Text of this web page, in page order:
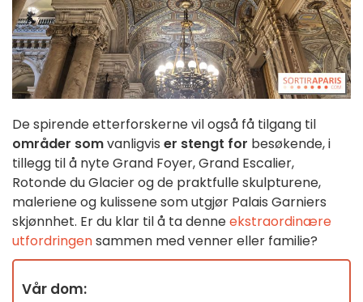
De spirende etterforskerne vil også få tilgang til
områder somvanligvis er stengt for besøkende, i
tillegg til å nyte Grand Foyer, Grand Escalier,
Rotonde du Glacier og de praktfulle skulpturene,
maleriene og kulissene som utgjør Palais Garniers
skjønnhet. Er du klar til å ta denneekstraordinære
utfordringensammen med venner eller familie?
Vår dom: